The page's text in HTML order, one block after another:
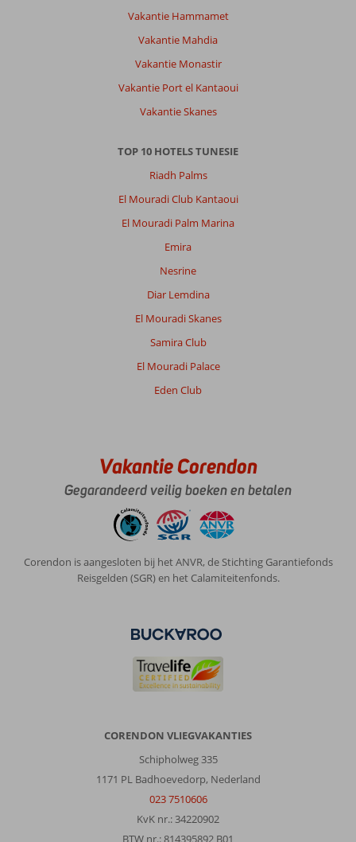
Vakantie Hammamet
Vakantie Mahdia
Vakantie Monastir
Vakantie Port el Kantaoui
Vakantie Skanes
TOP 10 HOTELS TUNESIE
Riadh Palms
El Mouradi Club Kantaoui
El Mouradi Palm Marina
Emira
Nesrine
Diar Lemdina
El Mouradi Skanes
Samira Club
El Mouradi Palace
Eden Club
Vakantie Corendon
Gegarandeerd veilig boeken en betalen
Corendon is aangesloten bij het ANVR, de Stichting Garantiefonds
Reisgelden (SGR) en het Calamiteitenfonds.
CORENDON VLIEGVAKANTIES
Schipholweg 335
1171 PL Badhoevedorp, Nederland
023 7510606
KvK nr.: 34220902
BTW nr.: 814395892 B01